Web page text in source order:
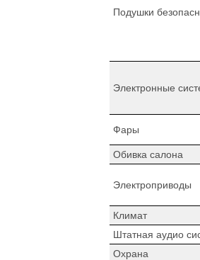
Подушки
Электронные
Фары
Обивка салона
Электроприводы
Климат
Штатная аудио
Охрана